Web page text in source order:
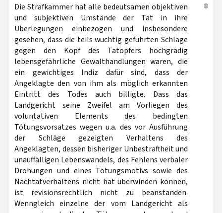
8
Die Strafkammer hat alle bedeutsamen objektiven
und subjektiven Umstände der Tat in ihre
Überlegungen einbezogen und insbesondere
gesehen, dass die teils wuchtig geführten Schläge
gegen den Kopf des Tatopfers hochgradig
lebensgefährliche Gewalthandlungen waren, die
ein gewichtiges Indiz dafür sind, dass der
Angeklagte den von ihm als möglich erkannten
Eintritt des Todes auch billigte. Dass das
Landgericht seine Zweifel am Vorliegen des
voluntativen Elements des bedingten
Tötungsvorsatzes wegen u.a. des vor Ausführung
der Schläge gezeigten Verhaltens des
Angeklagten, dessen bisheriger Unbestraftheit und
unauffälligen Lebenswandels, des Fehlens verbaler
Drohungen und eines Tötungsmotivs sowie des
Nachtatverhaltens nicht hat überwinden können,
ist revisionsrechtlich nicht zu beanstanden.
Wenngleich einzelne der vom Landgericht als